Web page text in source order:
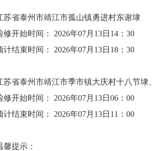
苏省泰州市靖江市孤山镇勇进村东谢埭
修开始时间： 2026年07月13日14：30
计结束时间： 2026年07月13日18：30
苏省泰州市靖江市季市镇大庆村十八节
修开始时间： 2026年07月13日06：00
计结束时间： 2026年07月13日11：00
馨提示：